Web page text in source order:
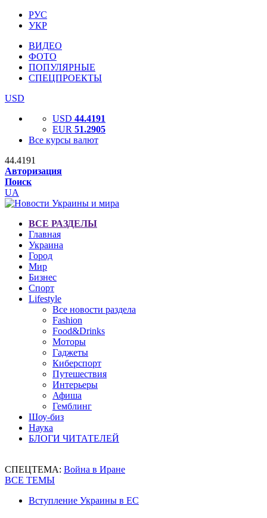
РУС
УКР
ВИДЕО
ФОТО
ПОПУЛЯРНЫЕ
СПЕЦПРОЕКТЫ
USD
USD 44.4191
EUR 51.2905
Все курсы валют
44.4191
Авторизация
Поиск
UA
ВСЕ РАЗДЕЛЫ
Главная
Украина
Город
Мир
Бизнес
Спорт
Lifestyle
Все новости раздела
Fashion
Food&Drinks
Моторы
Гаджеты
Киберспорт
Путешествия
Интерьеры
Афиша
Гемблинг
Шоу-биз
Наука
БЛОГИ ЧИТАТЕЛЕЙ
СПЕЦТЕМА: Война в Иране
ВСЕ ТЕМЫ
Вступление Украины в ЕС